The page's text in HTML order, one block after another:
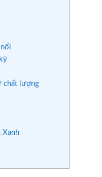
chất lượng
Xanh